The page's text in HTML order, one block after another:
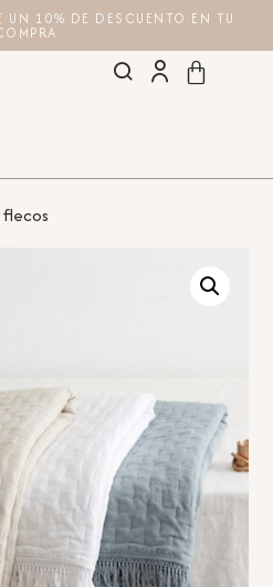
UN 10% DE DESCUENTO EN TU